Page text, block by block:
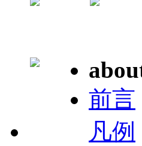
前言
凡例